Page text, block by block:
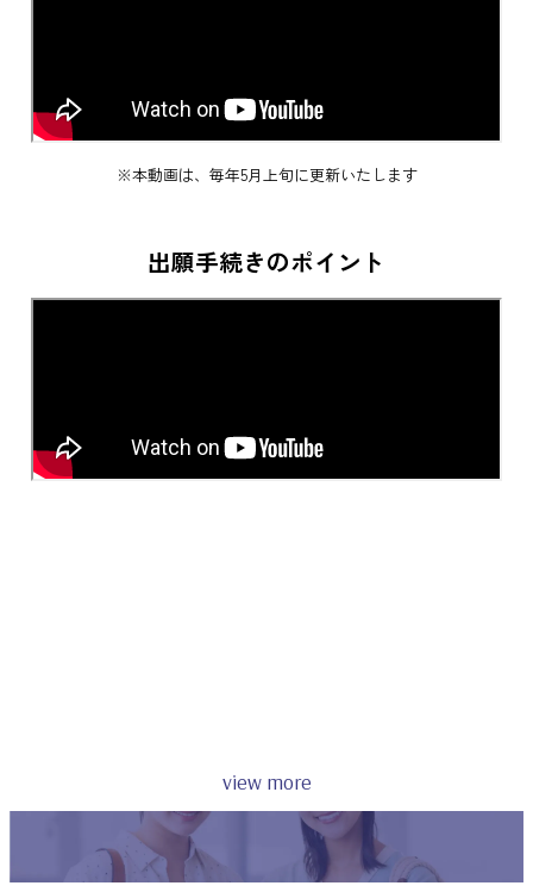
※本動画は、毎年5月上旬に更新いたします
出願手続きのポイント
view more